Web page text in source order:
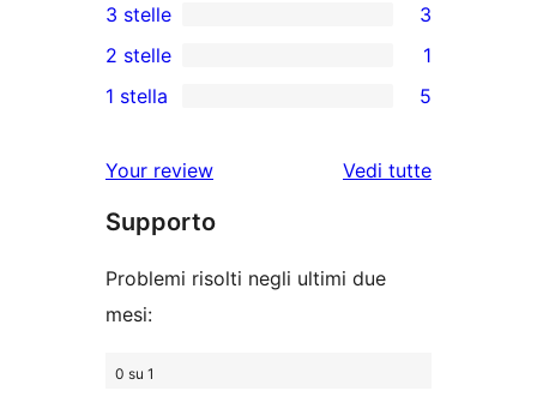
a
5-
stelle
recensioni
a
4-
3
recensioni
a
stelle
3 stelle 3
2-
a
stelle
2 stelle 1
a
1-
1 stella 5
Your review
Vedi tutte
Supporto
Problemi risolti negli ultimi due
mesi:
0 su 1